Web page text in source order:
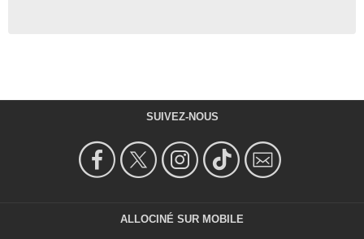
SUIVEZ-NOUS
ALLOCINÉ SUR MOBILE